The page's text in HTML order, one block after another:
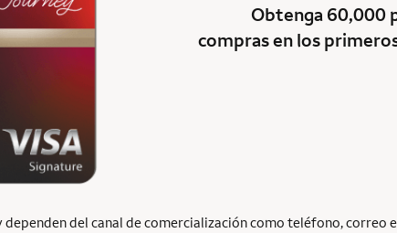
Obtenga 60,000
compras en los
del canal de comercialización como teléfono,